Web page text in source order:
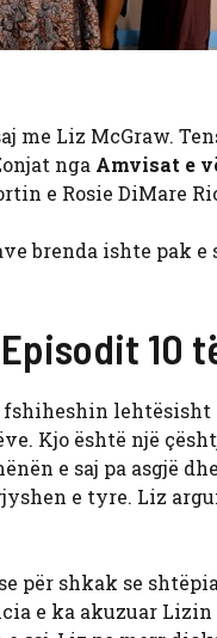
me Liz McGraw.
nga Amvisat e
e Rosie DiMare
brenda ishte pak
10 të
Kjo është një
e saj pa asgjë
e tyre. Liz
për shkak se
e ka akuzuar Lizin